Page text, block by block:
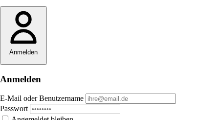
Anmelden
Anmelden
E-Mail oder Benutzername
Passwort